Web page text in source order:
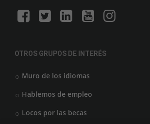
OTROS GRUPOS DE INTERÉS
Muro de los idiomas
Hablemos de empleo
Locos por las becas